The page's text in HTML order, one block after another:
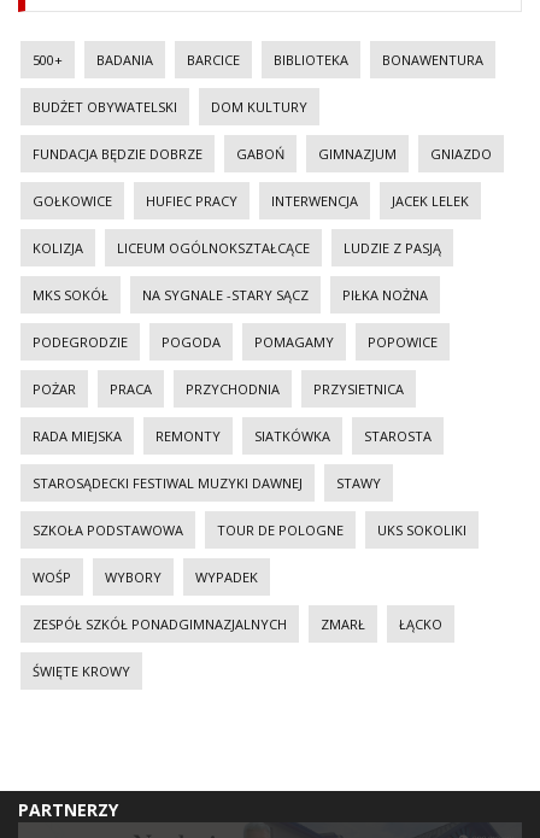
500+ BADANIA BARCICE BIBLIOTEKA BONAWENTURA
BUDŻET OBYWATELSKI DOM KULTURY
FUNDACJA BĘDZIE DOBRZE GABOŃ GIMNAZJUM GNIAZDO
GOŁKOWICE HUFIEC PRACY INTERWENCJA JACEK LELEK
KOLIZJA LICEUM OGÓLNOKSZTAŁCĄCE LUDZIE Z PASJĄ
MKS SOKÓŁ NA SYGNALE -STARY SĄCZ PIŁKA NOŻNA
PODEGRODZIE POGODA POMAGAMY POPOWICE
POŻAR PRACA PRZYCHODNIA PRZYSIETNICA
RADA MIEJSKA REMONTY SIATKÓWKA STAROSTA
STAROSĄDECKI FESTIWAL MUZYKI DAWNEJ STAWY
SZKOŁA PODSTAWOWA TOUR DE POLOGNE UKS SOKOLIKI
WOŚP WYBORY WYPADEK
ZESPÓŁ SZKÓŁ PONADGIMNAZJALNYCH ZMARŁ ŁĄCKO
ŚWIĘTE KROWY
PARTNERZY